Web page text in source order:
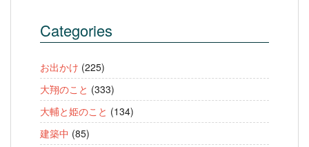
Categories
お出かけ (225)
大翔のこと (333)
大輔と姫のこと (134)
建築中 (85)